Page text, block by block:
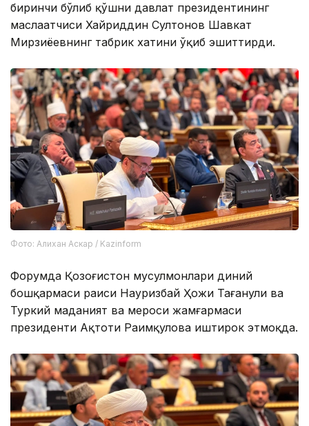
биринчи бўлиб қўшни давлат президентининг
маслаҳатчиси Хайриддин Султонов Шавкат
Мирзиёевнинг табрик хатини ўқиб эшиттирди.
Фото: Алихан Аскар / Kazinform
Форумда Қозоғистон мусулмонлари диний
бошқармаси раиси Науризбай Ҳожи Тағанули ва
Туркий маданият ва мероси жамғармаси
президенти Ақтоти Раимқулова иштирок этмоқда.